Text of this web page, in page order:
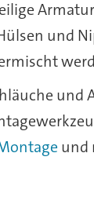
und
und
und